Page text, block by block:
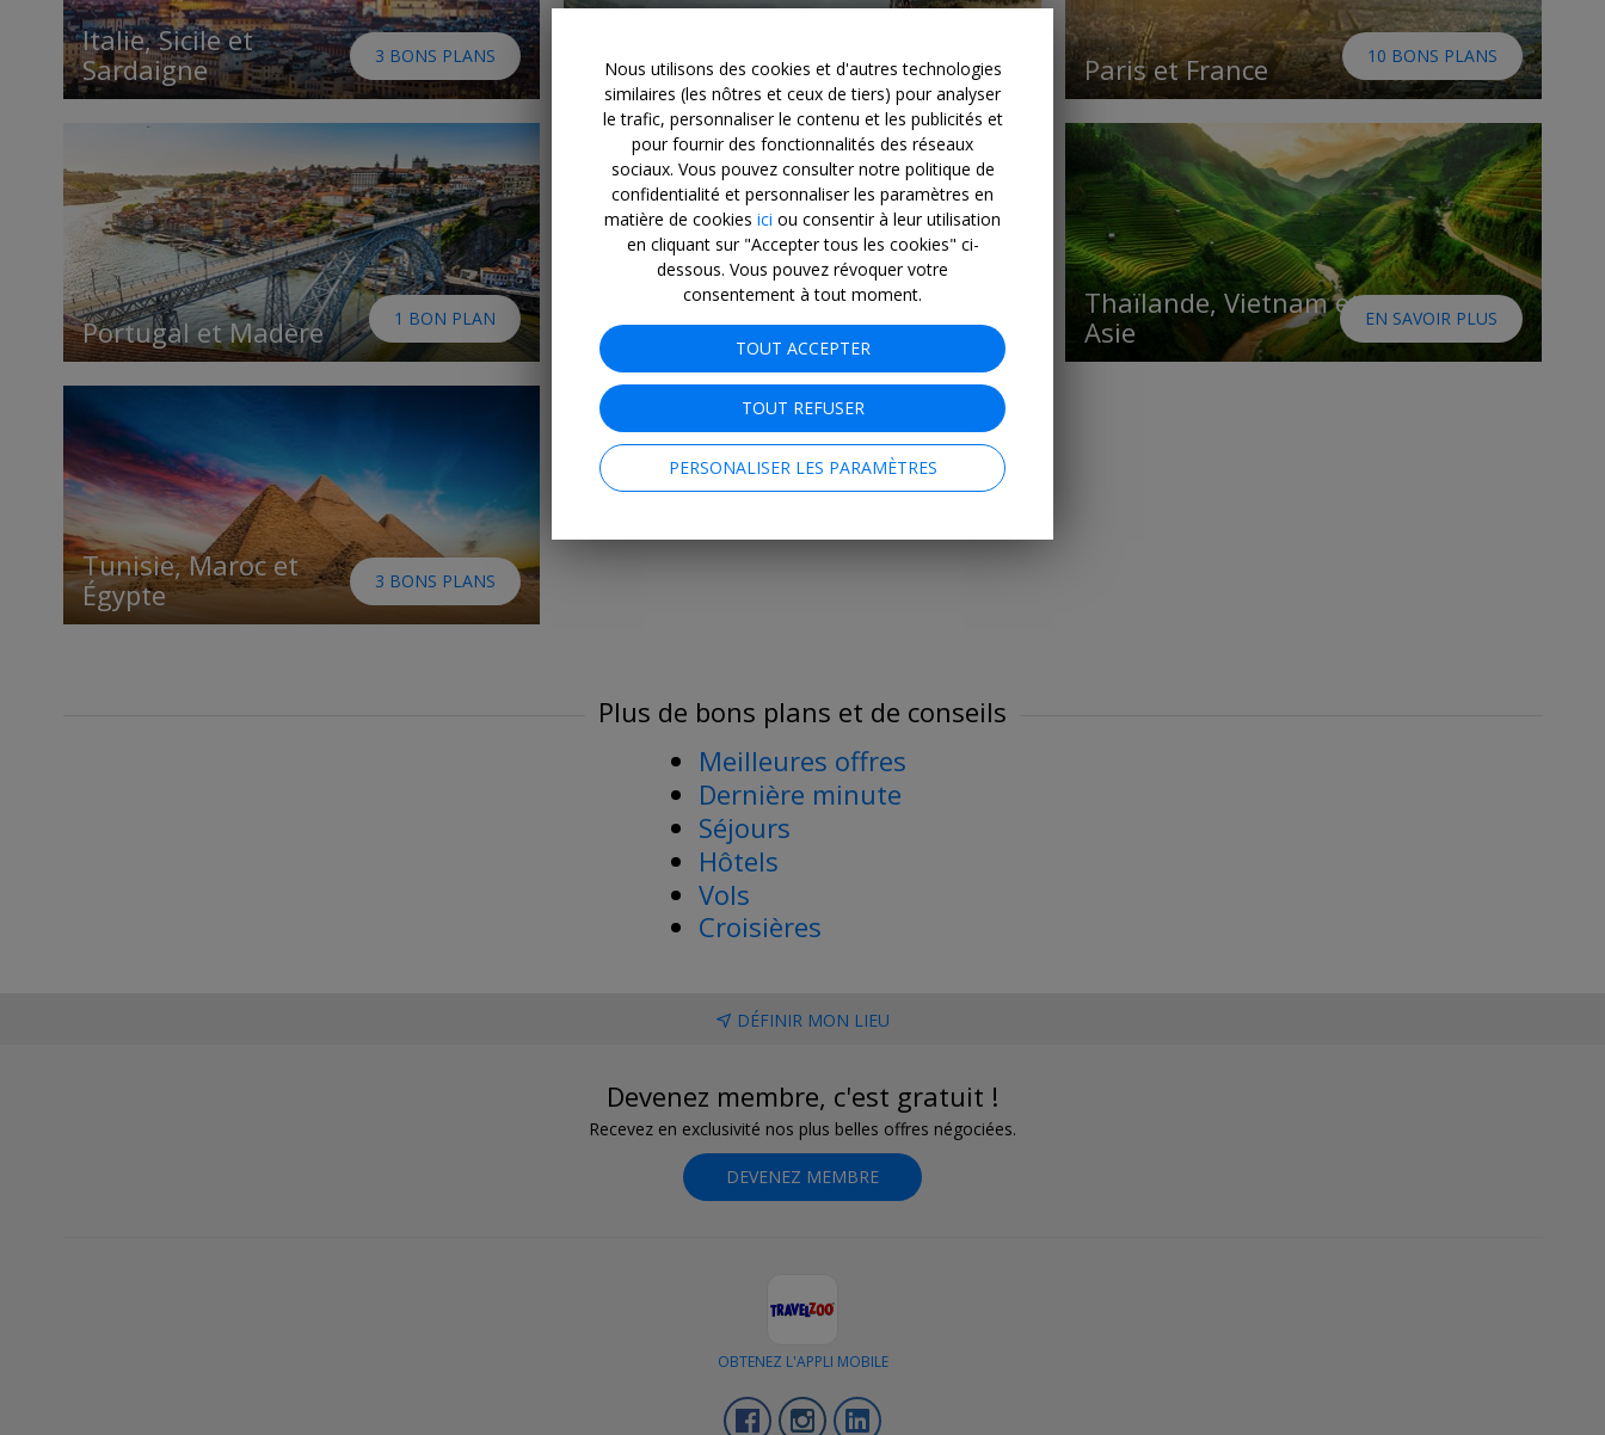
Italie, Sicile et
Sardaigne
3 BONS PLANS
correspondantes
Paris et France 10 BONS PLANS
Portugal et Madère 1 BON PLAN Scandinavie
Thaïlande, Vietnam et
Asie
EN SAVOIR PLUS
Tunisie, Maroc et
Égypte
3 BONS PLANS
Plus de bons plans et de conseils
Meilleures offres
Dernière minute
Séjours
Hôtels
Vols
Croisières
DÉFINIR MON LIEU
Devenez membre, c'est gratuit !
Recevez en exclusivité nos plus belles offres négociées.
DEVENEZ MEMBRE
OBTENEZ L'APPLI MOBILE
FacebookInstagram
Nous utilisons des cookies et d'autres technologies
similaires (les nôtres et ceux de tiers) pour analyser
le trafic, personnaliser le contenu et les publicités et
pour fournir des fonctionnalités des réseaux
sociaux. Vous pouvez consulter notre politique de
confidentialité et personnaliser les paramètres en
matière de cookies ici ou consentir à leur utilisation
en cliquant sur "Accepter tous les cookies" ci-
dessous. Vous pouvez révoquer votre
consentement à tout moment.
TOUT ACCEPTER
TOUT REFUSER
PERSONALISER LES PARAMÈTRES